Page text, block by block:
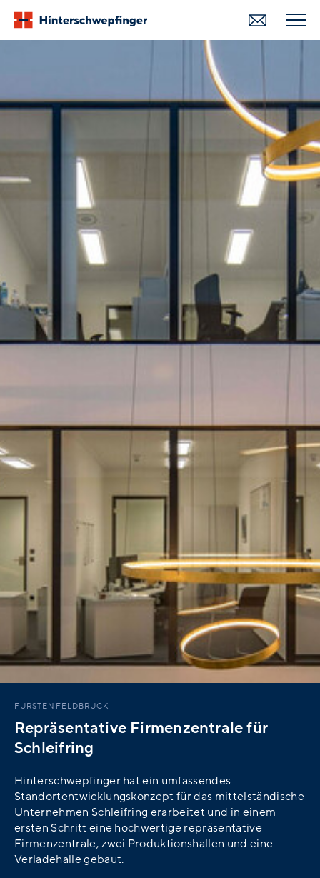
FÜRSTENFELDBRUCK
Repräsentative Firmenzentrale für
Schleifring
Hinterschwepfinger hat ein umfassendes
Standortentwicklungskonzept für das mittelständische
Unternehmen Schleifring erarbeitet und in einem
ersten Schritt eine hochwertige repräsentative
Firmenzentrale, zwei Produktionshallen und eine
Verladehalle gebaut.